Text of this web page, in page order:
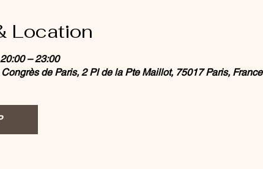
Location
– 23:00
de Paris, 2 Pl de la Pte Maillot, 75017 Paris, France